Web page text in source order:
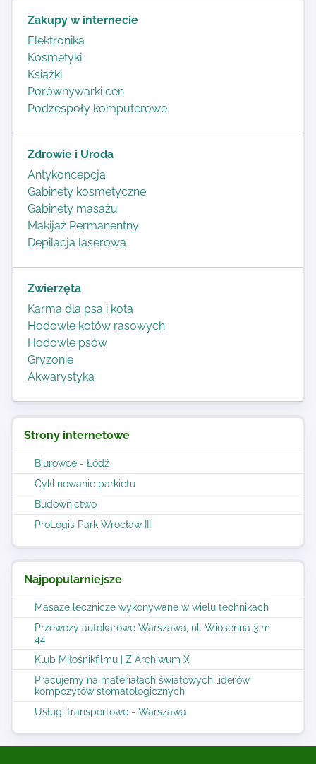
Strony internetowe
Biurowce - Łódź
Cyklinowanie parkietu
Budownictwo
ProLogis Park Wrocław III
Najpopularniejsze
Masaże lecznicze wykonywane w wielu technikach
Przewozy autokarowe Warszawa, ul. Wiosenna 3 m
44
Klub Miłośnikfilmu | Z Archiwum X
Pracujemy na materiałach światowych liderów
kompozytów stomatologicznych
Usługi transportowe - Warszawa
Zakupy w internecie
Elektronika
Kosmetyki
Książki
Porównywarki cen
Podzespoły komputerowe
Zdrowie i Uroda
Antykoncepcja
Gabinety kosmetyczne
Gabinety masażu
Makijaż Permanentny
Depilacja laserowa
Zwierzęta
Karma dla psa i kota
Hodowle kotów rasowych
Hodowle psów
Gryzonie
Akwarystyka